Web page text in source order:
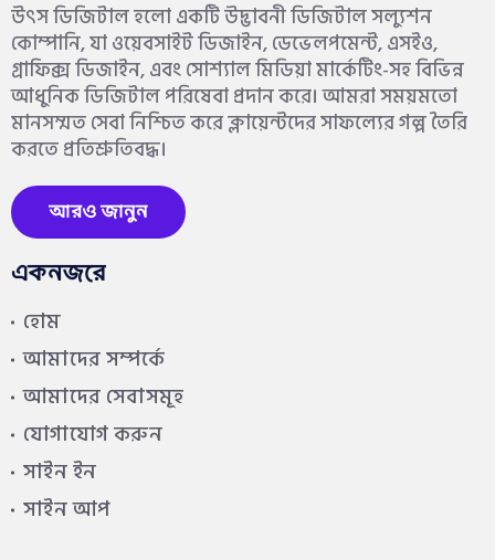
উৎস ডিজিটাল হলো একটি উদ্ভাবনী ডিজিটাল সল্যুশন
কোম্পানি, যা ওয়েবসাইট ডিজাইন, ডেভেলপমেন্ট, এসইও,
গ্রাফিক্স ডিজাইন, এবং সোশ্যাল মিডিয়া মার্কেটিং-সহ বিভিন্ন
আধুনিক ডিজিটাল পরিষেবা প্রদান করে। আমরা সময়মতো
মানসম্মত সেবা নিশ্চিত করে ক্লায়েন্টদের সাফল্যের গল্প তৈরি
করতে প্রতিশ্রুতিবদ্ধ।
আরও জানুন
একনজরে
হোম
আমাদের সম্পর্কে
আমাদের সেবাসমূহ
যোগাযোগ করুন
সাইন ইন
সাইন আপ